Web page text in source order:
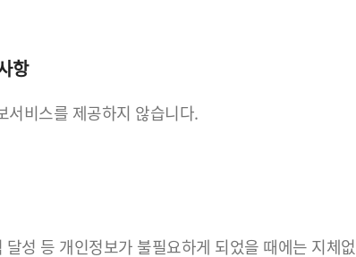
항
비스를 제공하지 않습니다.
성 등 개인정보가 불필요하게 되었을 때에는 지체